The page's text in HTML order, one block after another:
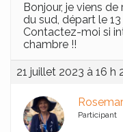
Bonjour, je viens de
du sud, départ le
Contactez-moi si
chambre !!
21 juillet 2023 à 16 h
Participant